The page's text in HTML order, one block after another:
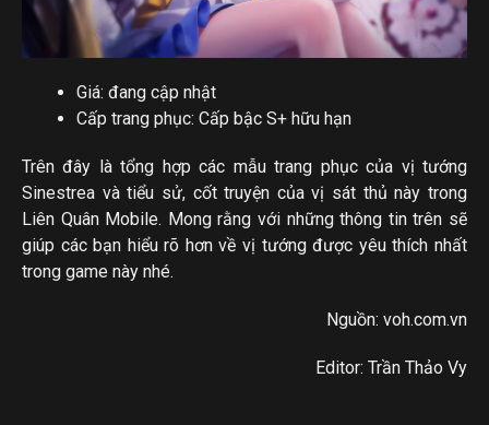
Giá: đang cập nhật
Cấp trang phục: Cấp bậc S+ hữu hạn
Trên đây là tổng hợp các mẫu trang phục của vị tướng
Sinestrea và tiểu sử, cốt truyện của vị sát thủ này trong
Liên Quân Mobile. Mong rằng với những thông tin trên sẽ
giúp các bạn hiểu rõ hơn về vị tướng được yêu thích nhất
trong game này nhé.
Nguồn: voh.com.vn
Editor: Trần Thảo Vy